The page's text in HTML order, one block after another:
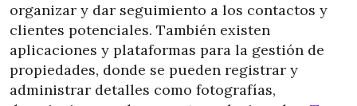
organizar y dar seguimiento a los contactos y
clientes potenciales. También existen
aplicaciones y plataformas para la gestión de
propiedades, donde se pueden registrar y
administrar detalles como fotografías,